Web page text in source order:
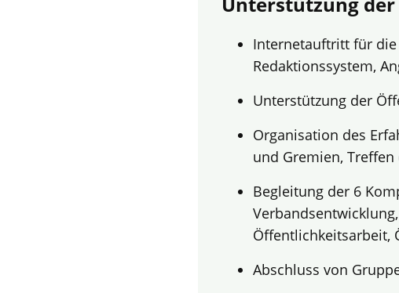
Internetauftritt für die
Redaktionssystem,
Unterstützung der
Organisation des
und Gremien,
Begleitung der 6
Öffentlichkeitsarbeit,
Abschluss von